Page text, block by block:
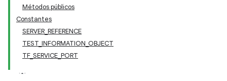
Métodos públicos
Constantes
SERVER_REFERENCE
TEST_INFORMATION_OBJECT
TF_SERVICE_PORT